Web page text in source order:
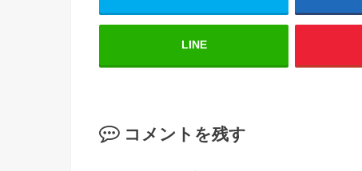
LINE
コメントを残す